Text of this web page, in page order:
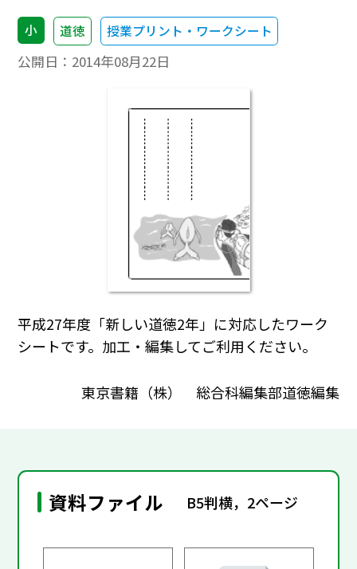
小 道徳 授業プリント・ワークシート
公開日： 2014年08月22日
平成27年度「新しい道徳2年」に対応したワーク
シートです。加工・編集してご利用ください。
東京書籍（株） 総合科編集部道徳編集
資料ファイル B5判横，2ページ